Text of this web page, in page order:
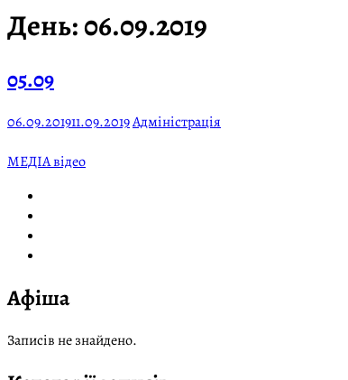
День:06.09.2019
05.09
06.09.201911.09.2019Адміністрація
МЕДІА відео
Афіша
Записів не знайдено.